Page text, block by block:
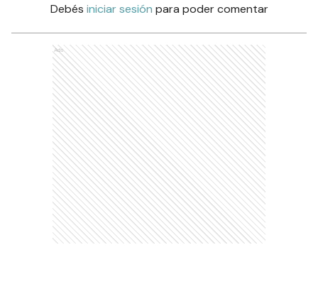
Debés iniciar sesión para poder comentar
Ads